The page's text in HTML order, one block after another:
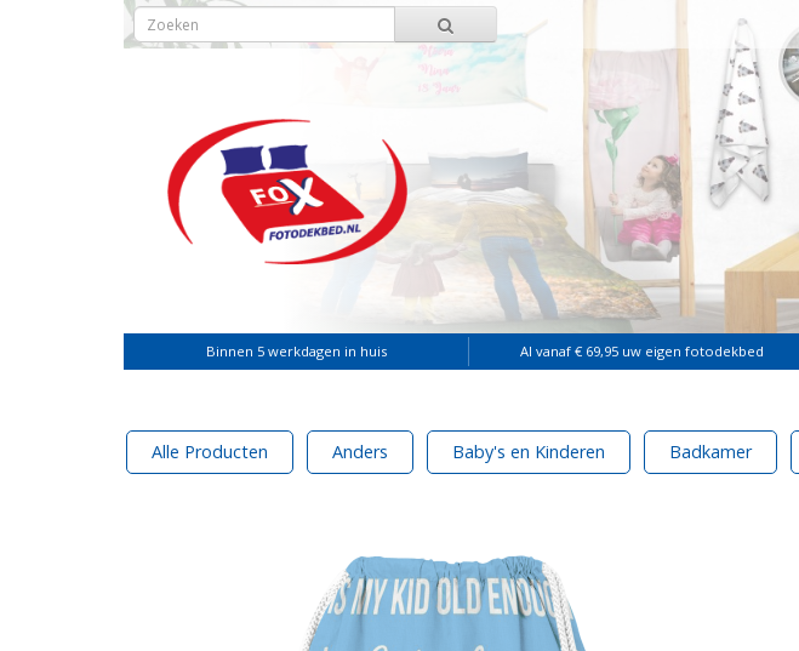
Binnen 5 werkdagen in huis Al vanaf € 69,95 uw eigen fotodekbed
Alle Producten Anders Baby's en Kinderen Badkamer